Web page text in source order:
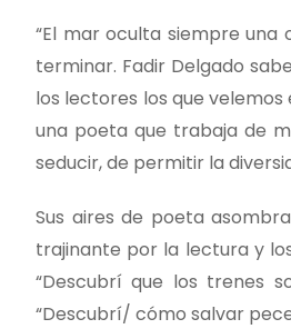
“El mar oculta siempre una
terminar. Fadir Delgado
los lectores los que
una poeta que trabaja de
seducir, de permitir la
Sus aires de poeta
trajinante por la lectura y
“Descubrí que los trenes
“Descubrí/ cómo salvar